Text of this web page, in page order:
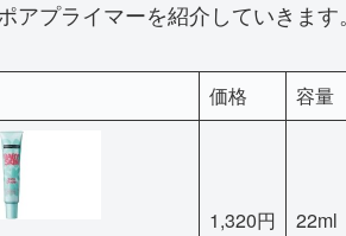
プライマーを紹介していきます。
価格 容量
1,320円 22ml